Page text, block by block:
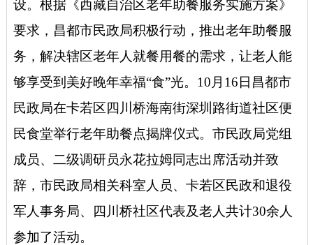
设。根据《西藏自治区老年助餐服务实施方案》
要求，昌都市民政局积极行动，推出老年助餐服
务，解决辖区老年人就餐用餐的需求，让老人能
够享受到美好晚年幸福“食”光。10月16日昌都市
民政局在卡若区四川桥海南街深圳路街道社区便
民食堂举行老年助餐点揭牌仪式。市民政局党组
成员、二级调研员永花拉姆同志出席活动并致
辞，市民政局相关科室人员、卡若区民政和退役
军人事务局、四川桥社区代表及老人共计30余人
参加了活动。